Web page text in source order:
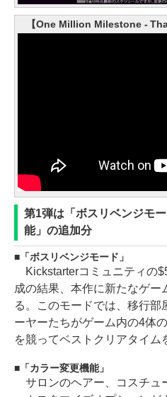
【One Million Milestone -
第1弾は「ボスリベンジモ
能」の追加分
「ボスリベンジモード」
Kickstarterコミュニティの
成の結果、本作に新たなゲー
る。このモードでは、移行部
ーヤーたちがゲーム内の4体
を競ってベストクリアタイム
「カラー変更機能」
サロンのヘアー、コスチュ